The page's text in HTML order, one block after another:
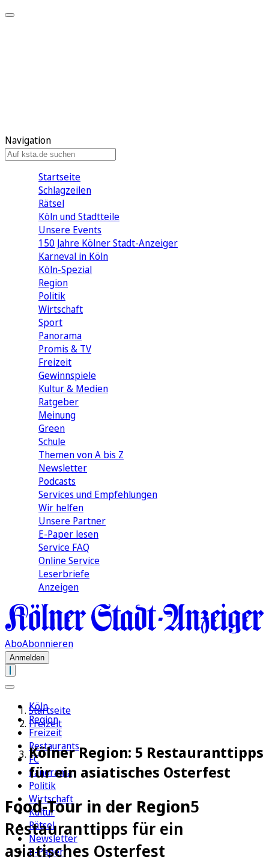
Navigation
Startseite
Schlagzeilen
Rätsel
Köln und Stadtteile
Unsere Events
150 Jahre Kölner Stadt-Anzeiger
Karneval in Köln
Köln-Spezial
Region
Politik
Wirtschaft
Sport
Panorama
Promis & TV
Freizeit
Gewinnspiele
Kultur & Medien
Ratgeber
Meinung
Green
Schule
Themen von A bis Z
Newsletter
Podcasts
Services und Empfehlungen
Wir helfen
Unsere Partner
E-Paper lesen
Service FAQ
Online Service
Leserbriefe
Anzeigen
AboAbonnieren
Anmelden
Köln
Region
Freizeit
Restaurants
FC
Panorama
Politik
Wirtschaft
Kultur
Rätsel
Newsletter
E-Paper
Startseite
Freizeit
Kölner Region: 5 Restauranttipps
für ein asiatisches Osterfest
Food-Tour in der Region5
Restauranttipps für ein
asiatisches Osterfest